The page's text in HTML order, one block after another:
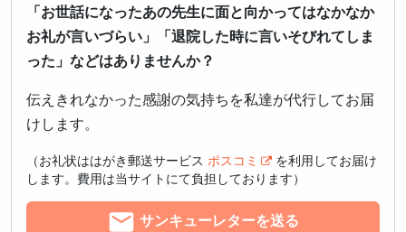
「お世話になったあの先生に面と向かってはなかなか
お礼が言いづらい」「退院した時に言いそびれてしま
った」などはありませんか？
伝えきれなかった感謝の気持ちを私達が代行してお届
けします。
（お礼状ははがき郵送サービス ポスコミ
を利用してお届け
します。費用は当サイトにて負担しております）
サンキューレターを送る